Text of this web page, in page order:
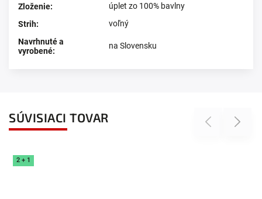
Zloženie:
úplet zo 100% bavlny
Strih:
voľný
Navrhnuté a
vyrobené:
na Slovensku
SÚVISIACI TOVAR Previous
2 + 1
Next